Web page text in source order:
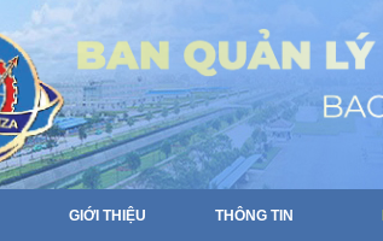
GIỚI THIỆU THÔNG TIN